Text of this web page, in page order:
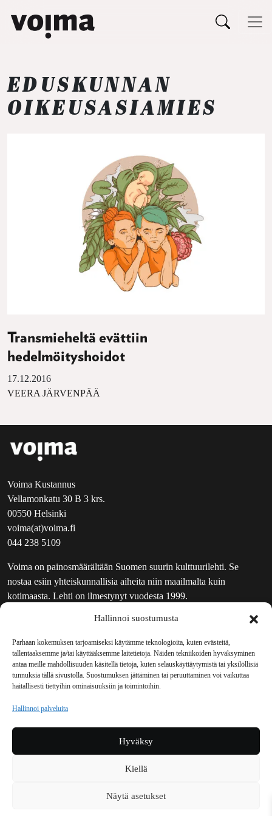
Hallinnoi suostumusta
Parhaan kokemuksen tarjoamiseksi käytämme teknologioita, kuten evästeitä,
tallentaaksemme ja/tai käyttääksemme laitetietoja. Näiden tekniikoiden hyväksyminen
antaa meille mahdollisuuden käsitellä tietoja, kuten selauskäyttäytymistä tai yksilöllisiä
tunnuksia tällä sivustolla. Suostumuksen jättäminen tai peruuttaminen voi vaikuttaa
haitallisesti tiettyihin ominaisuuksiin ja toimintoihin.
Hallinnoi palveluita
Hyväksy
Kiellä
Näytä asetukset
Päävalikko
EDUSKUNNAN
OIKEUSASIAMIES
Transmieheltä evättiin
hedelmöityshoidot
17.12.2016
VEERA JÄRVENPÄÄ
Voima Kustannus
Vellamonkatu 30 B 3 krs.
00550 Helsinki
voima(at)voima.fi
044 238 5109
Voima on painosmäärältään Suomen suurin kulttuurilehti. Se
nostaa esiin yhteiskunnallisia aiheita niin maailmalta kuin
kotimaasta. Lehti on ilmestynyt vuodesta 1999.
UUTISKIRJE
MAINOSTAJILLE
VASTAMAINOKSET
JAKELUPAIKAT
REKISTERISELOSTE
TILAUKSEN PERUUTUSPYYNTÖ
TILAUSOHJEET JA -EHDOT